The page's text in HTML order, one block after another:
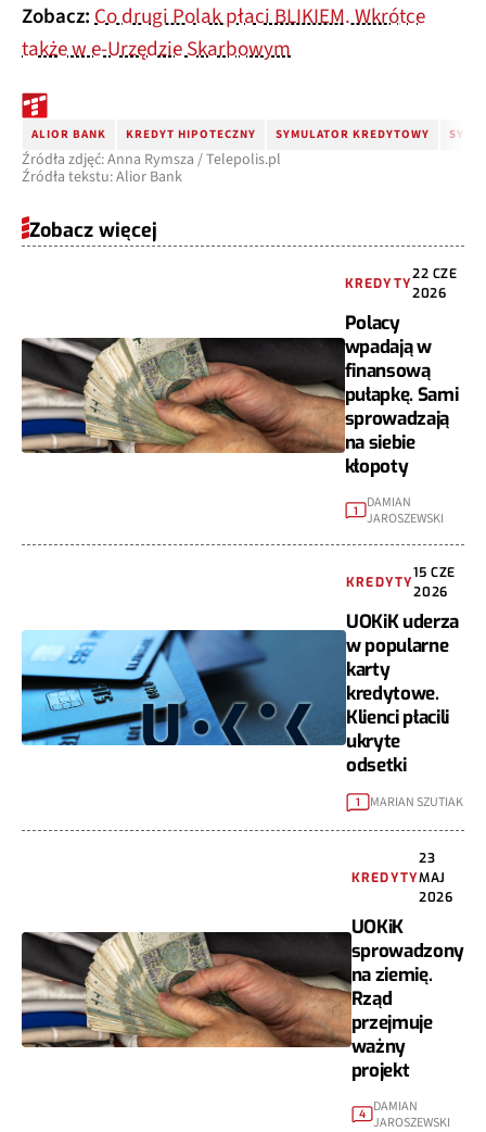
Zobacz:Co drugi Polak płaci BLIKIEM. Wkrótce
także w e-Urzędzie Skarbowym
ALIOR BANK KREDYT HIPOTECZNY SYMULATOR KREDYTOWY
Źródła zdjęć: Anna Rymsza / Telepolis.pl
Źródła tekstu: Alior Bank
Zobacz więcej
KREDYTY
22 CZE
2026
Polacy
wpadają w
finansową
pułapkę. Sami
sprowadzają
na siebie
kłopoty
1
DAMIAN
JAROSZEWSKI
KREDYTY
15 CZE
2026
UOKiK uderza
w popularne
karty
kredytowe.
Klienci płacili
ukryte
odsetki
1 MARIAN SZUTIAK
KREDYTY
23
MAJ
2026
UOKiK
sprowadzony
na ziemię.
Rząd
przejmuje
ważny
projekt
4 DAMIAN
JAROSZEWSKI